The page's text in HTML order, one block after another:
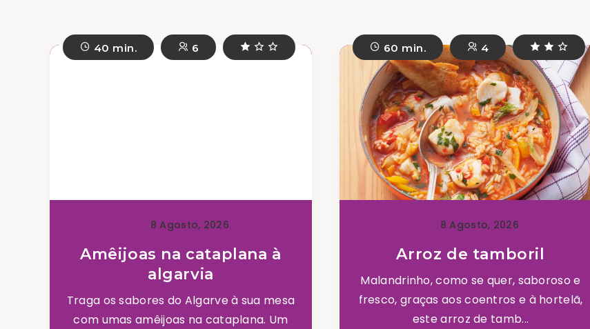
40 min. 6
8 Agosto, 2026
Amêijoas na cataplana à
algarvia
Traga os sabores do Algarve à sua mesa
com umas amêijoas na cataplana. Um
60 min. 4
8 Agosto, 2026
Arroz de tamboril
Malandrinho, como se quer, saboroso e
fresco, graças aos coentros e à hortelã,
este arroz de tamb...